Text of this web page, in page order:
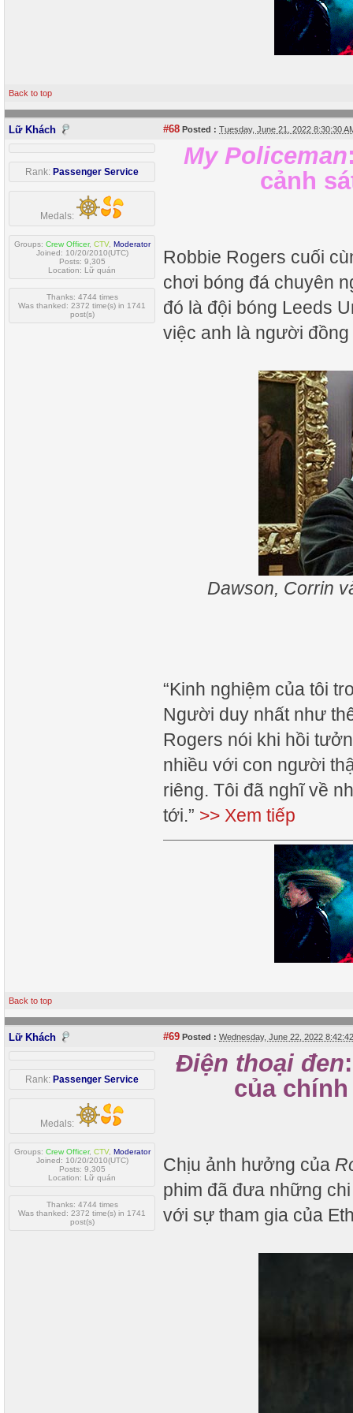
Back to top
Lữ Khách #68 Posted : Tuesday, June 21, 2022 8:30:30
Rank: Passenger Service
Medals:
Groups: Crew Officer, CTV, Moderator
Joined: 10/20/2010(UTC)
Posts: 9,305
Location: Lữ quán
Thanks: 4744 times
Was thanked: 2372 time(s) in 1741
post(s)
My Policeman
cảnh
Robbie Rogers cuối
chơi bóng đá chuyên
đó là đội bóng Leeds
việc anh là người đồng
Dawson, Corrin
“Kinh nghiệm của tôi
Người duy nhất như
Rogers nói khi hồi
nhiều với con người
riêng. Tôi đã nghĩ về
tới.” >> Xem tiếp
Back to top
Lữ Khách #69 Posted : Wednesday, June 22, 2022
Rank: Passenger Service
Medals:
Groups: Crew Officer, CTV, Moderator
Joined: 10/20/2010(UTC)
Posts: 9,305
Location: Lữ quán
Thanks: 4744 times
Was thanked: 2372 time(s) in 1741
post(s)
Điện thoại đen
của
Chịu ảnh hưởng của
phim đã đưa những
với sự tham gia của